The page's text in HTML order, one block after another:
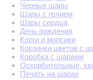
Черные шары
Шары с гелием
Шары сердца
День рождения
Корги и мопсики
Корзинки цветов с
Коробка с шарами
Оскорбительные,
Печать на шарах